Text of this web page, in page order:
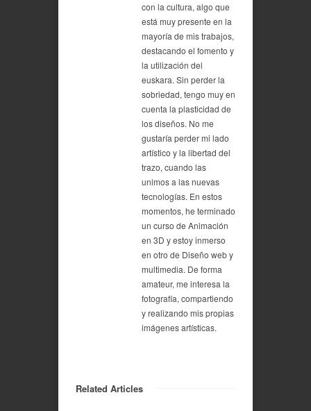
con la cultura, algo que
está muy presente en la
mayoría de mis trabajos,
destacando el fomento y
la utilización del
euskara. Sin perder la
sobriedad, tengo muy en
cuenta la plasticidad de
los diseños. No me
gustaría perder mi lado
artístico y la libertad del
trazo, cuando las
unimos a las nuevas
tecnologías. En estos
momentos, he terminado
un curso de Animación
en 3D y estoy inmerso
en otro de Diseño web y
multimedia. De forma
amateur, me interesa la
fotografía, compartiendo
y realizando mis propias
imágenes artísticas.
Related Articles